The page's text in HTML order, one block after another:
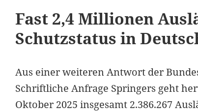
Fast 2,4 Millionen
Schutzstatus in
Aus einer weiteren Antwort der
Schriftliche Anfrage Springers geht
Oktober 2025 insgesamt 2.386.267